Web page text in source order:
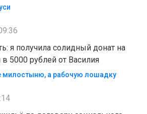
я получила солидный донат на
5000 рублей от Василия
милостыню, а рабочую лошадку